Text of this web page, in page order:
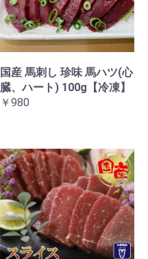
国産 馬刺し 珍味 馬ハツ(心
臓、ハート) 100g【冷凍】
￥980